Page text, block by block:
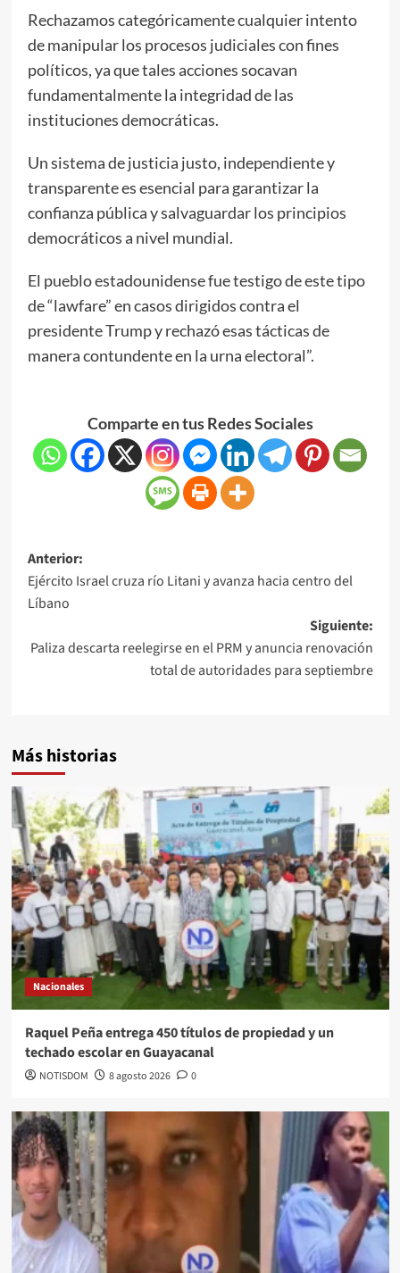
Rechazamos categóricamente cualquier intento
de manipular los procesos judiciales con fines
políticos, ya que tales acciones socavan
fundamentalmente la integridad de las
instituciones democráticas.
Un sistema de justicia justo, independiente y
transparente es esencial para garantizar la
confianza pública y salvaguardar los principios
democráticos a nivel mundial.
El pueblo estadounidense fue testigo de este tipo
de “lawfare” en casos dirigidos contra el
presidente Trump y rechazó esas tácticas de
manera contundente en la urna electoral”.
Comparte en tus Redes Sociales
Anterior:
Ejército Israel cruza río Litani y avanza hacia centro del
Líbano
Siguiente:
Paliza descarta reelegirse en el PRM y anuncia renovación
total de autoridades para septiembre
Más historias
Nacionales
Raquel Peña entrega 450 títulos de propiedad y un
techado escolar en Guayacanal
NOTISDOM 8 agosto 2026 0